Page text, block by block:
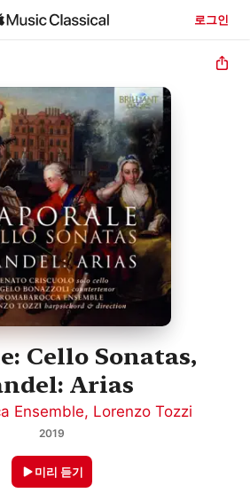
로그인
Cello Sonatas,
Arias
Ensemble, Lorenzo Tozzi
2019
미리 듣기